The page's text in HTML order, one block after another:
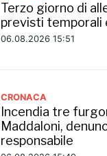
Terzo giorno di
previsti temporali
06.08.2026 15:51
CRONACA
Incendia tre
Maddaloni,
responsabile